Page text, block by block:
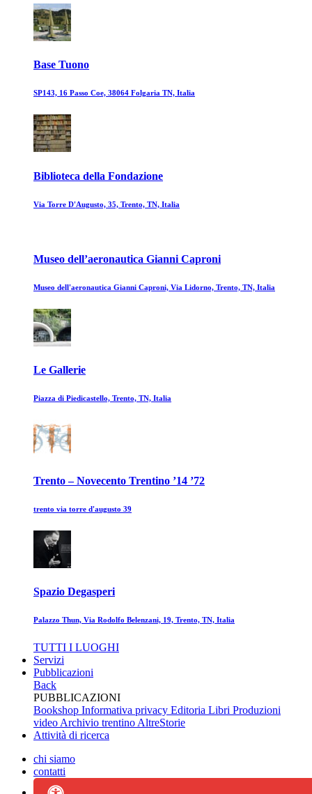
Base Tuono
SP143, 16 Passo Coe, 38064 Folgaria TN, Italia
Biblioteca della Fondazione
Via Torre D'Augusto, 35, Trento, TN, Italia
Museo dell’aeronautica Gianni Caproni
Museo dell'aeronautica Gianni Caproni, Via Lidorno, Trento, TN, Italia
Le Gallerie
Piazza di Piedicastello, Trento, TN, Italia
Trento – Novecento Trentino ’14 ’72
trento via torre d'augusto 39
Spazio Degasperi
Palazzo Thun, Via Rodolfo Belenzani, 19, Trento, TN, Italia
TUTTI I LUOGHI
Servizi
Pubblicazioni
Back
PUBBLICAZIONI
Bookshop Informativa privacy Editoria Libri Produzioni
videoArchivio trentinoAltreStorie
Attività di ricerca
chi siamo
contatti